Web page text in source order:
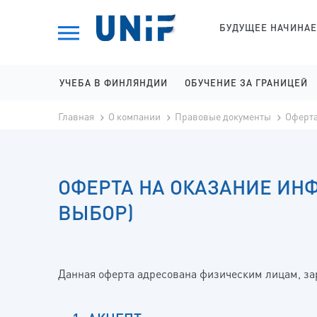
БУДУЩЕЕ
УЧЕБА В ФИНЛЯНДИИ
ЛИЦЕИ НА АНГЛИЙСКОМ
ЛИЦЕИ НА ФИНСКОМ
КОЛЛЕДЖИ НА ФИНСКОМ
КОЛЛЕДЖИ НА ШВЕДСКОМ
ОБУЧЕНИЕ ЗА ГРАНИЦЕЙ
ОБУЧЕНИЕ В ВЕНГРИИ
ОБУЧЕНИЕ В СЛОВАКИИ
Главная О компании Правовые документы
ОФЕРТА НА ОКАЗАНИЕ
ВЫБОР)
Данная оферта адресована физическим лицам,